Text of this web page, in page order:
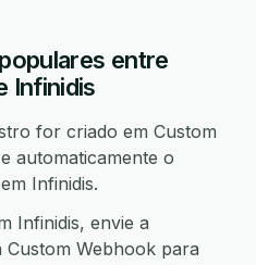
entre
Infinidis
for criado em Custom
automaticamente o
Infinidis.
Infinidis, envie a
Webhook para